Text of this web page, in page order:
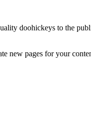
doohickeys to the
new pages for your